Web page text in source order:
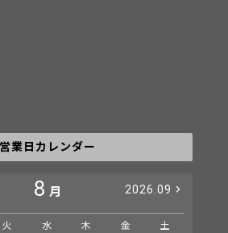
営業日カレンダー
8 月 2026.09
火 水 木 金 土